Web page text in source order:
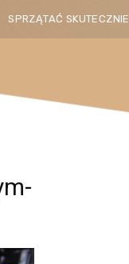
SPRZĄTAĆ SKUTECZNIE